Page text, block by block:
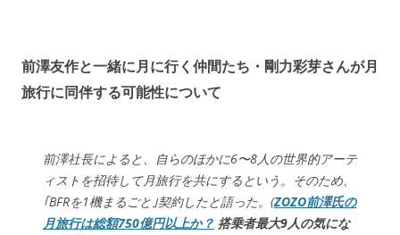
前澤友作と一緒に月に行く仲間たち・剛力彩芽さんが月
旅行に同伴する可能性について
前澤社長によると、自らのほかに6〜8人の世界的アーテ
ィストを招待して月旅行を共にするという。そのため、
｢BFRを1機まるごと｣契約したと語った。(ZOZO前澤氏の
月旅行は総額750億円以上か？ 搭乗者最大9人の気にな